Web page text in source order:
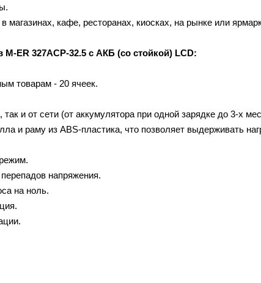
магазинах, кафе, ресторанах, киосках, на рынке или
M-ER 327АСP-32.5 с АКБ (со стойкой) LCD:
товарам - 20 ячеек.
и от сети (от аккумулятора при одной зарядке до 3-х
и раму из ABS-пластика, что позволяет выдерживать
напряжения.
на ноль.